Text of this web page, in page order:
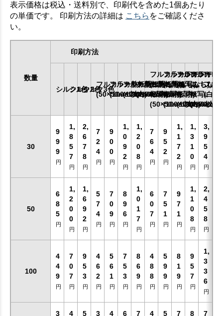
表示価格は税込・送料別で、印刷代を含めた1個あたり
の単価です。 印刷方法の詳細は こちら をご確認くださ
い。
数量
印刷方法
シルク1色
シルク2色
シルク3色
フルカラー熱転写SS
(50×50mm以内)
フルカラー熱転写S
(100×100mm以内)
フルカラー熱転写M
(170×170mm以内)
フルカラー熱転写L
(240×200mm以内)
フルカラーDTF
(ふちなし)
転写SS
(50×50mm以内)
フルカラーDTF
(ふちなし)
転写S
(100×100mm以内)
フルカラー
(ふちなし)
転写M
(170×170mm
フルカラ
(ふちなし)
転写L
フル
(白印
30
9
9
9
円
1,
8
5
7
円
2,
6
7
8
円
7
2
4
円
9
0
0
円
1,
0
9
2
円
1,
2
0
8
円
7
6
4
円
9
5
2
円
1,
1
7
2
円
1,
3
1
0
円
3,
9
5
4
円
50
6
8
5
円
1,
2
0
0
円
1,
6
9
2
円
5
7
4
円
7
0
9
円
8
9
6
円
1,
0
1
7
円
6
0
7
円
7
5
1
円
9
7
1
円
1,
1
0
8
円
2,
4
5
8
円
100
4
4
9
円
7
0
7
円
9
5
3
円
4
6
2
円
5
6
1
円
7
5
3
円
8
6
9
円
4
8
8
円
5
9
9
円
8
1
9
円
9
5
7
円
1,
3
3
6
円
3 4 5 3 4 6 7 4 5 7 8 7